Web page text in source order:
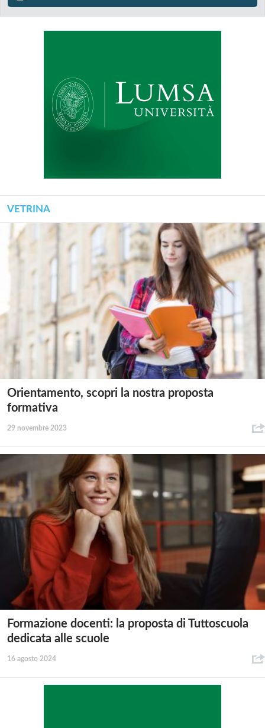
VETRINA
Orientamento, scopri la nostra proposta
formativa
29 novembre 2023
Formazione docenti: la proposta di Tuttoscuola
dedicata alle scuole
16 agosto 2024